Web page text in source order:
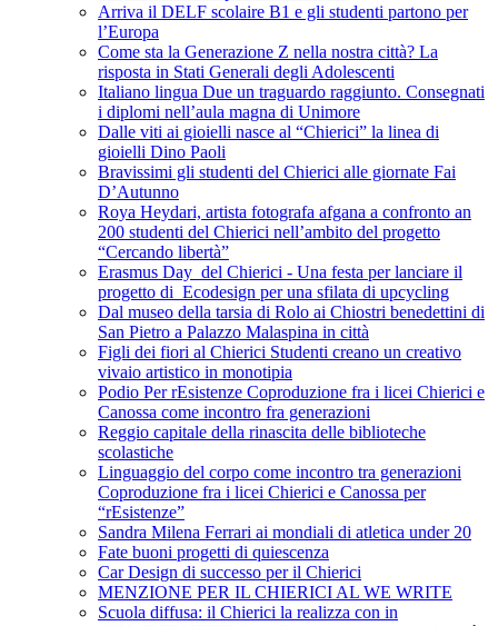
Arriva il DELF scolaire B1 e gli studenti partono per
l’Europa
Come sta la Generazione Z nella nostra città? La
risposta in Stati Generali degli Adolescenti
Italiano lingua Due un traguardo raggiunto. Consegnati
i diplomi nell’aula magna di Unimore
Dalle viti ai gioielli nasce al “Chierici” la linea di
gioielli Dino Paoli
Bravissimi gli studenti del Chierici alle giornate Fai
D’Autunno
Roya Heydari, artista fotografa afgana a confronto an
200 studenti del Chierici nell’ambito del progetto
“Cercando libertà”
Erasmus Day del Chierici - Una festa per lanciare il
progetto di Ecodesign per una sfilata di upcycling
Dal museo della tarsia di Rolo ai Chiostri benedettini di
San Pietro a Palazzo Malaspina in città
Figli dei fiori al Chierici Studenti creano un creativo
vivaio artistico in monotipia
Podio Per rEsistenze Coproduzione fra i licei Chierici e
Canossa come incontro fra generazioni
Reggio capitale della rinascita delle biblioteche
scolastiche
Linguaggio del corpo come incontro tra generazioni
Coproduzione fra i licei Chierici e Canossa per
“rEsistenze”
Sandra Milena Ferrari ai mondiali di atletica under 20
Fate buoni progetti di quiescenza
Car Design di successo per il Chierici
MENZIONE PER IL CHIERICI AL WE WRITE
Scuola diffusa: il Chierici la realizza con in